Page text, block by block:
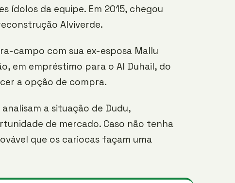
ídolos da equipe. Em 2015, chegou
Alviverde.
campo com sua ex-esposa Mallu
em empréstimo para o Al Duhail, do
a opção de compra.
a situação de Dudu,
de mercado. Caso não tenha
que os cariocas façam uma